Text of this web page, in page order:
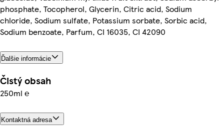
phosphate, Tocopherol, Glycerin, Citric acid, Sodium
chloride, Sodium sulfate, Potassium sorbate, Sorbic acid,
Sodium benzoate, Parfum, CI 16035, CI 42090
Ďalšie informácie
Čistý obsah
250ml ℮
Kontaktná adresa